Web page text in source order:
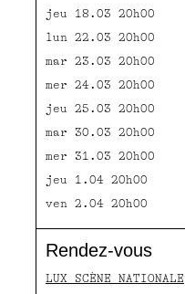
jeu 18.03 20h00
lun 22.03 20h00
mar 23.03 20h00
mer 24.03 20h00
jeu 25.03 20h00
mar 30.03 20h00
mer 31.03 20h00
jeu 1.04 20h00
ven 2.04 20h00
Rendez-vous
LUX SCÈNE NATIONALE